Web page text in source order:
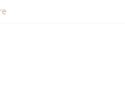
smartphones Vertus
lieu le 31 janvier 2017